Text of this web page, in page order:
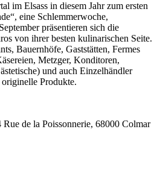
im Elsass in diesem Jahr zum ersten
eine Schlemmerwoche,
präsentieren sich die
von ihrer besten kulinarischen Seite.
Bauernhöfe, Gaststätten, Fermes
Metzger, Konditoren,
und auch Einzelhändler
Produkte.
de la Poissonnerie, 68000 Colmar